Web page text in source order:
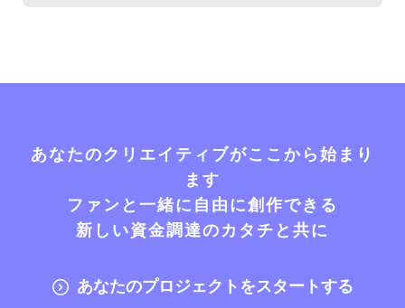
あなたのクリエイティブがここから始まり
ます
ファンと一緒に自由に創作できる
新しい資金調達のカタチと共に
あなたのプロジェクトをスタートする